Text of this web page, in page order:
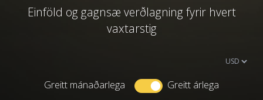
Einföld og gagnsæ verðlagning fyrir hvert
vaxtarstig
Greitt mánaðarlega Greitt árlega